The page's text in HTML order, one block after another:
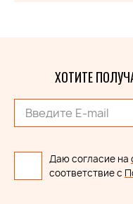
ХОТИТЕ
Даю согласие на
соответствие с